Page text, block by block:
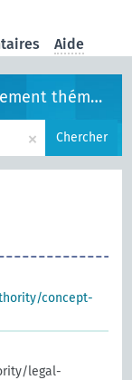
Aide
thématique)
× Chercher
concept-
legal-